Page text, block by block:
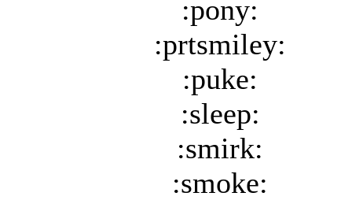
:pony:
:prtsmiley:
:puke:
:sleep:
:smirk:
:smoke: